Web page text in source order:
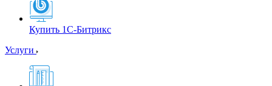
Купить 1С-Битрикс
Услуги